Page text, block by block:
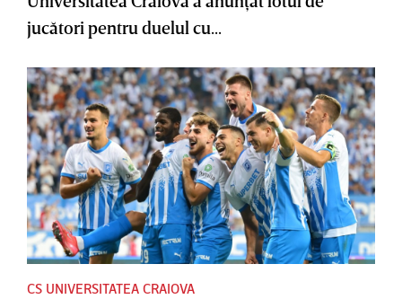
jucători pentru duelul cu...
CS UNIVERSITATEA CRAIOVA